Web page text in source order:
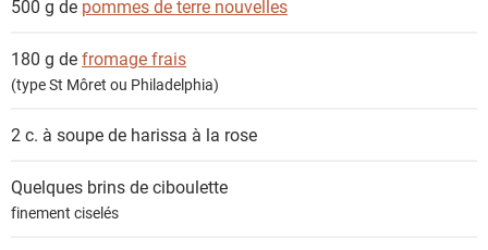
i
n
s
500 g de pommes de terre nouvelles
180 g defromage frais
(type St Môret ou Philadelphia)
2 c. à soupe de harissa à la rose
Quelques brins deciboulette
finement ciselés